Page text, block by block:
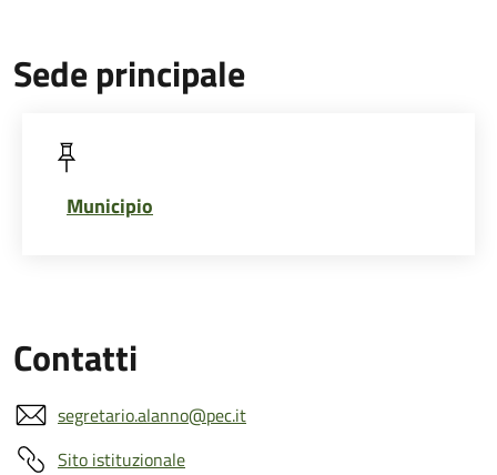
Sede principale
Municipio
Contatti
segretario.alanno@pec.it
Sito istituzionale